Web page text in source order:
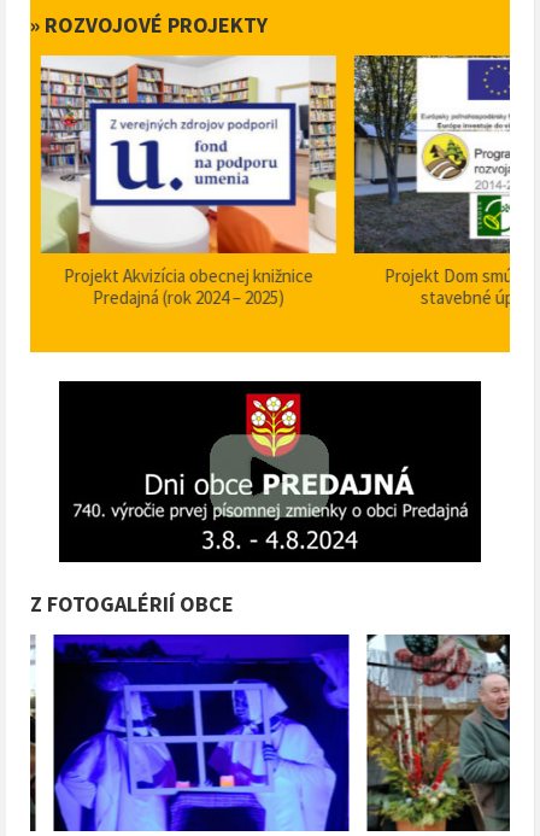
» ROZVOJOVÉ PROJEKTY
Projekt Akvizícia obecnej knižnice
Predajná (rok 2024 – 2025)
Projekt Dom smútku
stavebné úpravy
Z FOTOGALÉRIÍ OBCE